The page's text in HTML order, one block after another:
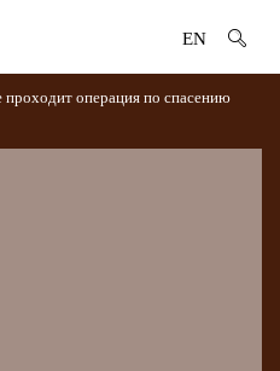
EN
операция по спасению